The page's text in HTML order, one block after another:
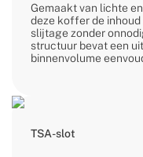
Gemaakt van lichte
deze koffer de
slijtage zonder
structuur bevat een
binnenvolume
TSA-slot